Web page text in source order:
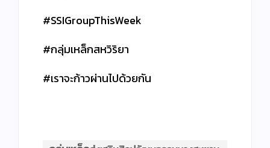
#SSIGroupThisWeek
#กลุ่มเหล็กสหวิริยา
#เราจะก้าวผ่านไปด้วยกัน